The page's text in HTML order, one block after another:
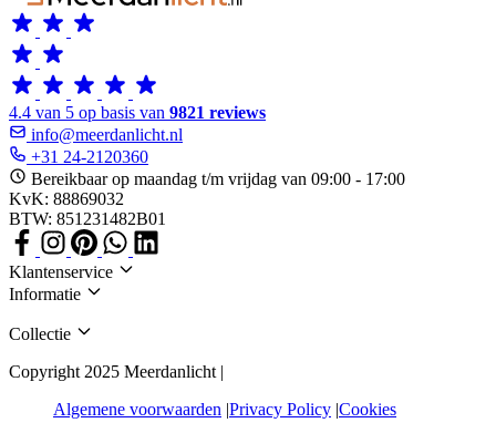
4.4 van 5 op basis van 9821 reviews
info@meerdanlicht.nl
+31 24-2120360
Bereikbaar op maandag t/m vrijdag van 09:00 - 17:00
KvK: 88869032
BTW: 851231482B01
Klantenservice
Informatie
Collectie
Copyright 2025 Meerdanlicht |
Algemene voorwaarden Privacy Policy Cookies